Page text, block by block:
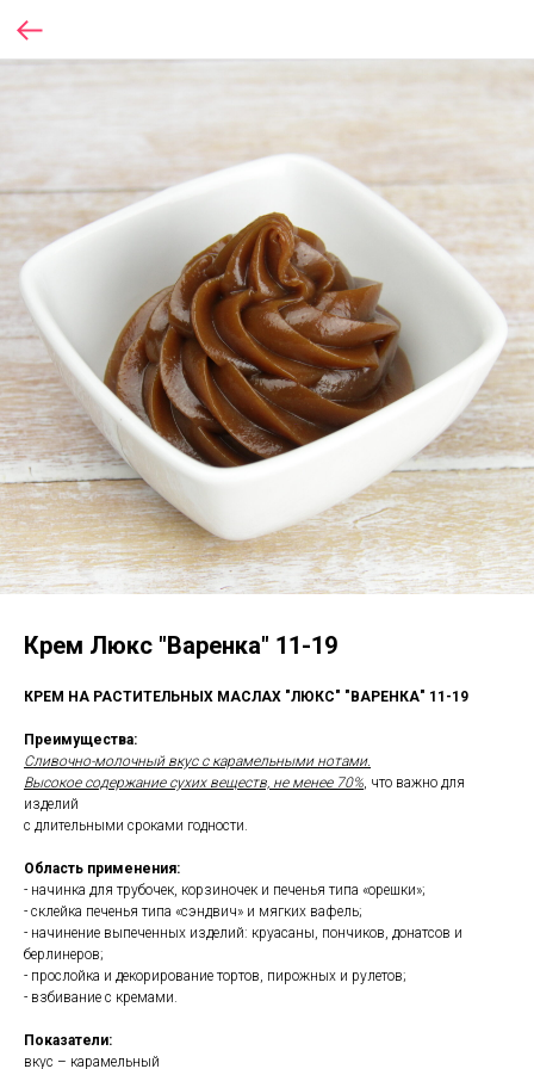
Крем Люкс "Варенка" 11-19
КРЕМ НА РАСТИТЕЛЬНЫХ МАСЛАХ "ЛЮКС" "ВАРЕНКА" 11-19
Преимущества:
Сливочно-молочный вкус с карамельными нотами.
Высокое содержание сухих веществ, не менее 70%, что важно для
изделий
с длительными сроками годности.
Область применения:
- начинка для трубочек, корзиночек и печенья типа «орешки»;
- склейка печенья типа «сэндвич» и мягких вафель;
- начинение выпеченных изделий: круасаны, пончиков, донатсов и
берлинеров;
- прослойка и декорирование тортов, пирожных и рулетов;
- взбивание с кремами.
Показатели:
вкус – карамельный